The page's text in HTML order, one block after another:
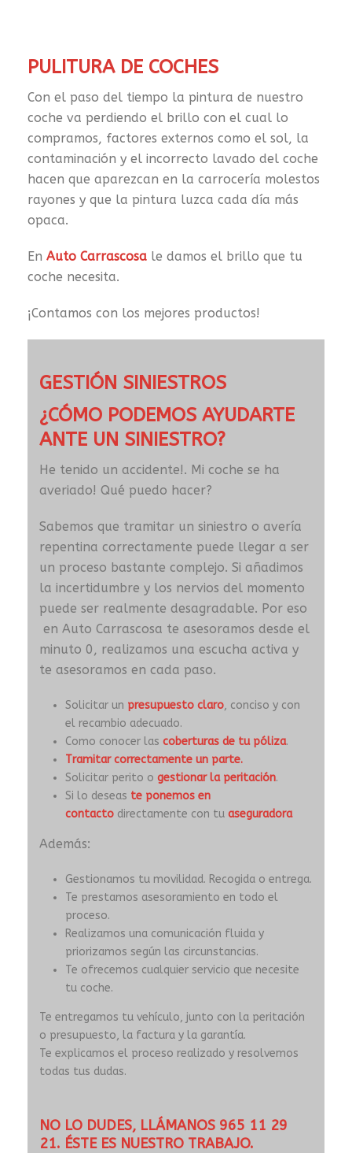
PULITURA DE COCHES
Con el paso del tiempo la pintura de nuestro
coche va perdiendo el brillo con el cual lo
compramos, factores externos como el sol, la
contaminación y el incorrecto lavado del coche
hacen que aparezcan en la carrocería molestos
rayones y que la pintura luzca cada día más
opaca.
En Auto Carrascosa le damos el brillo que tu
coche necesita.
¡Contamos con los mejores productos!
GESTIÓN SINIESTROS
¿CÓMO PODEMOS AYUDARTE
ANTE UN SINIESTRO?
He tenido un accidente!. Mi coche se ha
averiado! Qué puedo hacer?
Sabemos que tramitar un siniestro o avería
repentina correctamente puede llegar a ser
un proceso bastante complejo. Si añadimos
la incertidumbre y los nervios del momento
puede ser realmente desagradable. Por eso
en Auto Carrascosa te asesoramos desde el
minuto 0, realizamos una escucha activa y
te asesoramos en cada paso.
Solicitar un presupuesto claro, conciso y con
el recambio adecuado.
Como conocer las coberturas de tu póliza.
Tramitar correctamente un parte.
Solicitar perito o gestionar la peritación.
Si lo deseas te ponemos en
contactodirectamente con tuaseguradora
Además:
Gestionamos tu movilidad. Recogida o entrega.
Te prestamos asesoramiento en todo el
proceso.
Realizamos una comunicación fluida y
priorizamos según las circunstancias.
Te ofrecemos cualquier servicio que necesite
tu coche.
Te entregamos tu vehículo, junto con la peritación
o presupuesto, la factura y la garantía.
Te explicamos el proceso realizado y resolvemos
todas tus dudas.
NO LO DUDES, LLÁMANOS 965 11 29
21. ÉSTE ES NUESTRO TRABAJO.